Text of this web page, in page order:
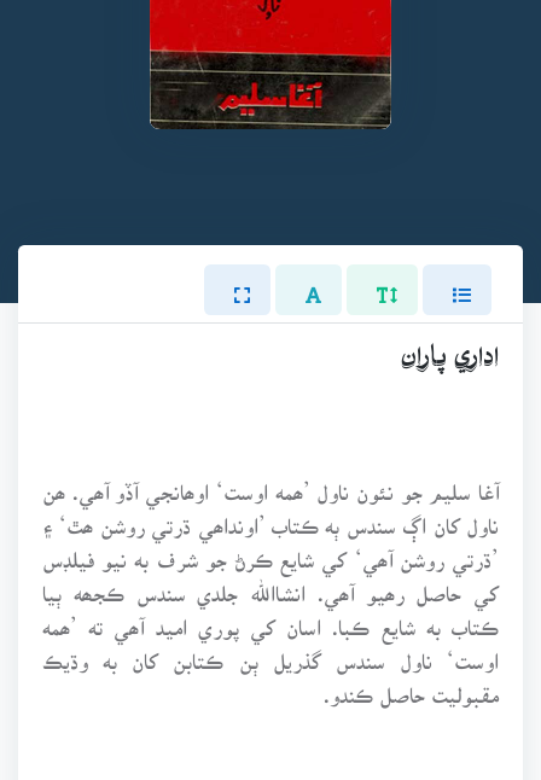
اداري پاران
آغا سليم جو نئون ناول ’ھمه اوست‘ اوھانجي آڏو آھي. ھن
ناول کان اڳ سندس ٻه ڪتاب ’اونداھي ڌرتي روشن ھٿ‘ ۽
’ڌرتي روشن آھي‘ کي شايع ڪرڻ جو شرف به نيو فيلڊس
کي حاصل رھيو آھي. انشاالله جلدي سندس ڪجھه ٻيا
ڪتاب به شايع ڪبا. اسان کي پوري اميد آھي ته ’ھمه
اوست‘ ناول سندس گذريل ٻن ڪتابن کان به وڌيڪ
مقبوليت حاصل ڪندو.